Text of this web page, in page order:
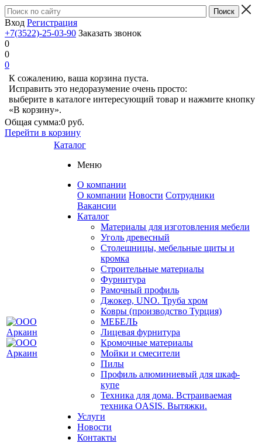
Вход Регистрация
+7(3522)-25-03-90 Заказать звонок
0
0
0
К сожалению, ваша корзина пуста.
Исправить это недоразумение очень просто:
выберите в каталоге интересующий товар и нажмите кнопку
«В корзину».
Общая сумма:0 руб.
Перейти в корзину
Каталог
Меню
О компании
О компании Новости Сотрудники
Вакансии
Каталог
Материалы для изготовления мебели
Уголь древесный
Столешницы, мебельные щиты и
кромка
Строительные материалы
Фурнитура
Рамочный профиль
Джокер, UNO. Труба хром
Ковры (производство Турция)
МЕБЕЛЬ
Лицевая фурнитура
Кромочные материалы
Мойки и смесители
Пилы
Профиль алюминиевый для шкаф-
купе
Техника для дома. Встраиваемая
техника OASIS. Вытяжки.
Услуги
Новости
Контакты